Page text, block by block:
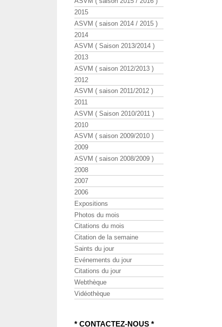
2015
ASVM ( saison 2014 / 2015 )
2014
ASVM ( Saison 2013/2014 )
2013
ASVM ( saison 2012/2013 )
2012
ASVM ( saison 2011/2012 )
2011
ASVM ( Saison 2010/2011 )
2010
ASVM ( saison 2009/2010 )
2009
ASVM ( saison 2008/2009 )
2008
2007
2006
Expositions
Photos du mois
Citations du mois
Citation de la semaine
Saints du jour
Evénements du jour
Citations du jour
Webthèque
Vidéothèque
* CONTACTEZ-NOUS *